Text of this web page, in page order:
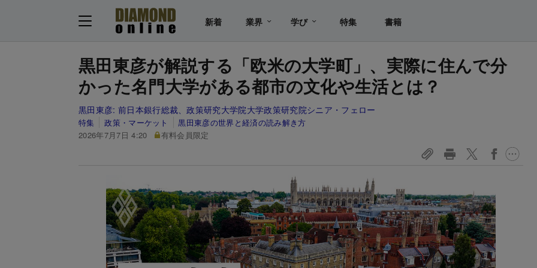
新着 業界 学び 特集 書籍
黒田東彦が解説する「欧米の大学町」、実際に住んで分
かった名門大学がある都市の文化や生活とは？
黒田東彦: 前日本銀行総裁、政策研究大学院大学政策研究院シニア・フェロー
特集 政策・マーケット
黒田東彦の世界と経済の読み解き方
2026年7月7日 4:20
有料会員限定